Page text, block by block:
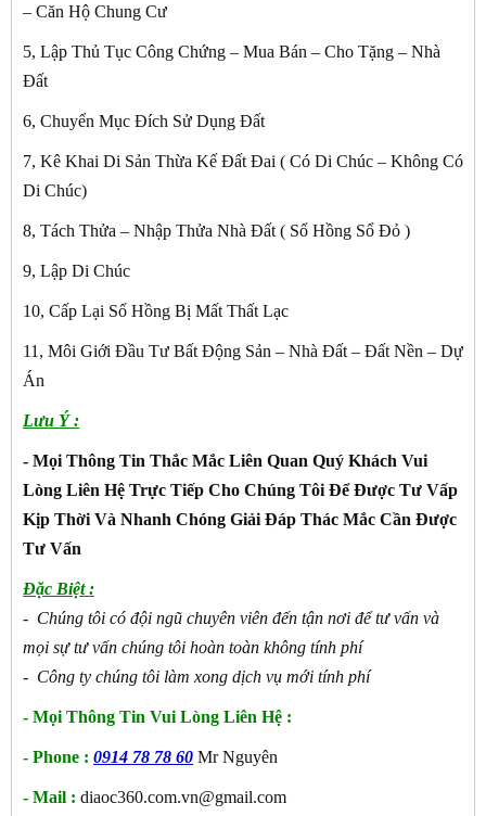
– Căn Hộ Chung Cư
5, Lập Thủ Tục Công Chứng – Mua Bán – Cho Tặng – Nhà
Đất
6, Chuyển Mục Đích Sử Dụng Đất
7, Kê Khai Di Sản Thừa Kế Đất Đai ( Có Di Chúc – Không Có
Di Chúc)
8, Tách Thửa – Nhập Thửa Nhà Đất ( Sổ Hồng Sổ Đỏ )
9, Lập Di Chúc
10, Cấp Lại Sổ Hồng Bị Mất Thất Lạc
11, Môi Giới Đầu Tư Bất Động Sản – Nhà Đất – Đất Nền – Dự
Án
Lưu Ý :
- Mọi Thông Tin Thắc Mắc Liên Quan Quý Khách Vui
Lòng Liên Hệ Trực Tiếp Cho Chúng Tôi Để Được Tư Vấp
Kịp Thời Và Nhanh Chóng Giải Đáp Thác Mắc Cần Được
Tư Vấn
Đặc Biệt :
- Chúng tôi có đội ngũ chuyên viên đến tận nơi để tư vấn và
mọi sự tư vấn chúng tôi hoàn toàn không tính phí
- Công ty chúng tôi làm xong dịch vụ mới tính phí
- Mọi Thông Tin Vui Lòng Liên Hệ :
- Phone : 0914 78 78 60 Mr Nguyên
- Mail : diaoc360.com.vn@gmail.com